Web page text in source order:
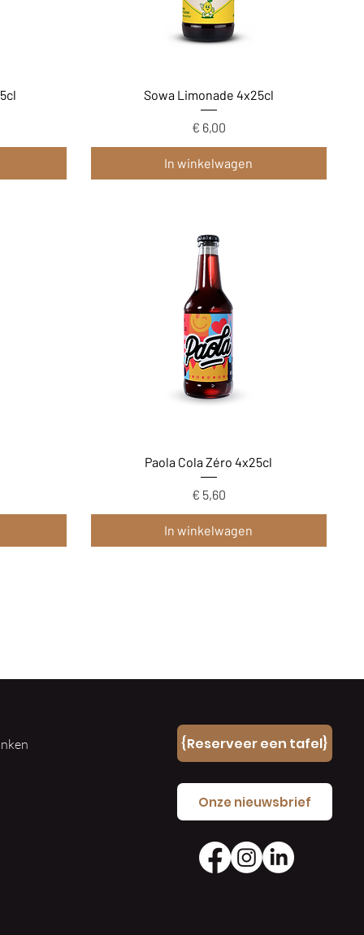
Snel overzicht
Sowa Limonade 4x25cl
Prijs
€ 6,00
In winkelwagen
Snel overzicht
Paola Cola Zéro 4x25cl
Prijs
€ 5,60
In winkelwagen
{Reserveer een tafel}
Onze nieuwsbrief